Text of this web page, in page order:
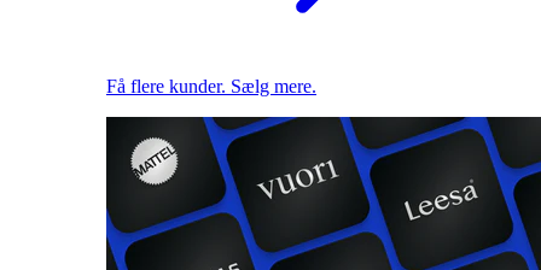
Få flere kunder. Sælg mere.